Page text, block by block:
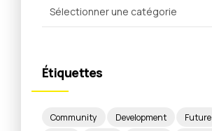
Étiquettes
Community Development Future